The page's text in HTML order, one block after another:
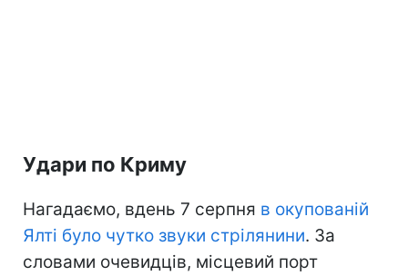
Удари по Криму
Нагадаємо, вдень 7 серпня в окупованій
Ялті було чутко звуки стрілянини. За
словами очевидців, місцевий порт